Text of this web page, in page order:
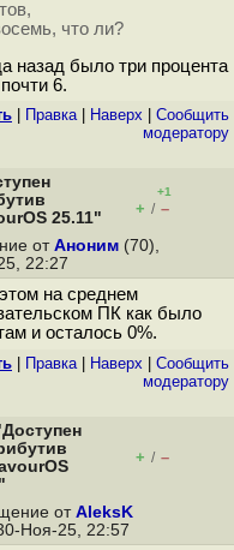
что ли?
назад было три процента
6.
Правка| Наверх
Cообщить
модератору
25.11"
+1
+ / –
от Аноним (70),
22:27
на среднем
ПК как было
и осталось 0%.
Правка| Наверх
Cообщить
модератору
+ / –
от AleksK
Ноя-25, 22:57